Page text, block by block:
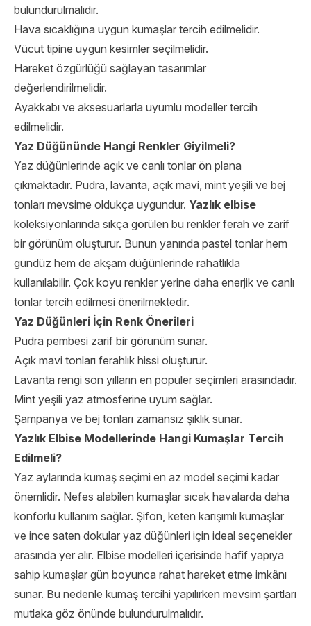
bulundurulmalıdır.
Hava sıcaklığına uygun kumaşlar tercih edilmelidir.
Vücut tipine uygun kesimler seçilmelidir.
Hareket özgürlüğü sağlayan tasarımlar
değerlendirilmelidir.
Ayakkabı ve aksesuarlarla uyumlu modeller tercih
edilmelidir.
Yaz Düğününde Hangi Renkler Giyilmeli?
Yaz düğünlerinde açık ve canlı tonlar ön plana
çıkmaktadır. Pudra, lavanta, açık mavi, mint yeşili ve bej
tonları mevsime oldukça uygundur. Yazlık elbise
koleksiyonlarında sıkça görülen bu renkler ferah ve zarif
bir görünüm oluşturur. Bunun yanında pastel tonlar hem
gündüz hem de akşam düğünlerinde rahatlıkla
kullanılabilir. Çok koyu renkler yerine daha enerjik ve canlı
tonlar tercih edilmesi önerilmektedir.
Yaz Düğünleri İçin Renk Önerileri
Pudra pembesi zarif bir görünüm sunar.
Açık mavi tonları ferahlık hissi oluşturur.
Lavanta rengi son yılların en popüler seçimleri arasındadır.
Mint yeşili yaz atmosferine uyum sağlar.
Şampanya ve bej tonları zamansız şıklık sunar.
Yazlık Elbise Modellerinde Hangi Kumaşlar Tercih
Edilmeli?
Yaz aylarında kumaş seçimi en az model seçimi kadar
önemlidir. Nefes alabilen kumaşlar sıcak havalarda daha
konforlu kullanım sağlar. Şifon, keten karışımlı kumaşlar
ve ince saten dokular yaz düğünleri için ideal seçenekler
arasında yer alır. Elbise modelleri içerisinde hafif yapıya
sahip kumaşlar gün boyunca rahat hareket etme imkânı
sunar. Bu nedenle kumaş tercihi yapılırken mevsim şartları
mutlaka göz önünde bulundurulmalıdır.